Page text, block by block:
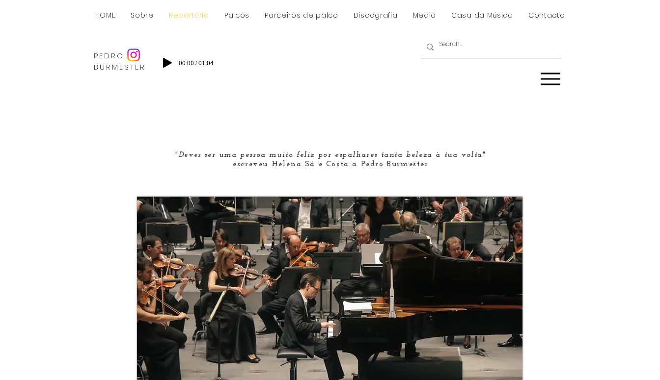
HOME Sobre Reportório Palcos Parceiros de palco Discografia Media Casa da Música Contacto
PEDRO
BURMESTER
00:00 / 01:04
"Deves ser uma pessoa muito feliz por espalhares tanta beleza à tua volta"
escreveu Helena Sá e Costa a Pedro Burmester